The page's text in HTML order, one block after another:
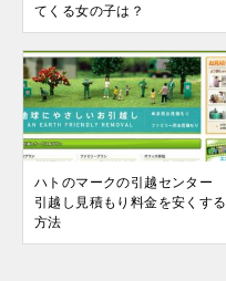
てくる女の子は？
ハトのマークの引越センター
引越し見積もり料金を安くする
方法